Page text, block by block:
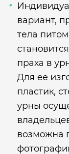
вариант,
тела
праха в
Для ее
пластик,
урны
возможна